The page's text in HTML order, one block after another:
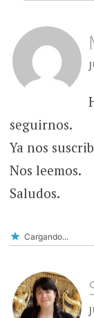
seguirnos.
Ya nos
Nos leemos.
Saludos.
Cargando...